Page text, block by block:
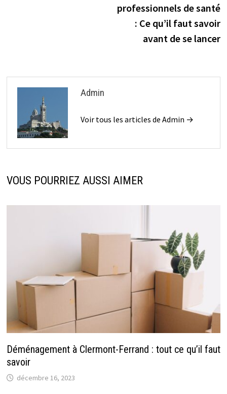
professionnels de santé
: Ce qu’il faut savoir
avant de se lancer
Admin
Voir tous les articles de Admin →
VOUS POURRIEZ AUSSI AIMER
Déménagement à Clermont-Ferrand : tout ce qu’il faut
savoir
décembre 16, 2023